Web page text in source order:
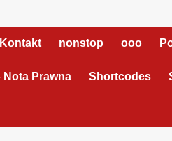
Kontakt nonstop ooo
Nota Prawna Shortcodes